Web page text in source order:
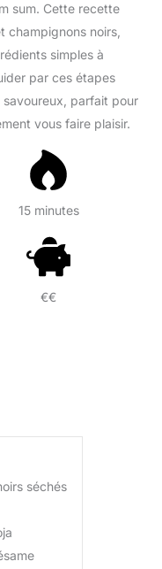
sum. Cette recette
champignons noirs,
simples à
par ces étapes
parfait pour
vous faire plaisir.
15 minutes
€€
séchés